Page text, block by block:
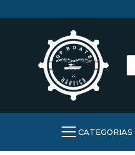
CATEGORIAS